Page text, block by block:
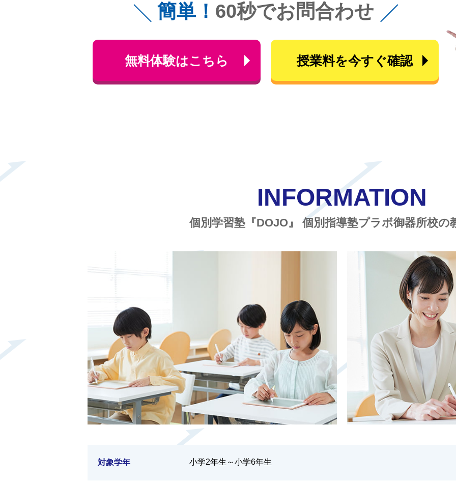
簡単！ 60秒でお問合わせ
無料体験はこちら 授業料を今すぐ確認
INFORMATION
個別学習塾『DOJO』 個別指導塾プラボ御器所校の
対象学年 小学2年生～小学6年生